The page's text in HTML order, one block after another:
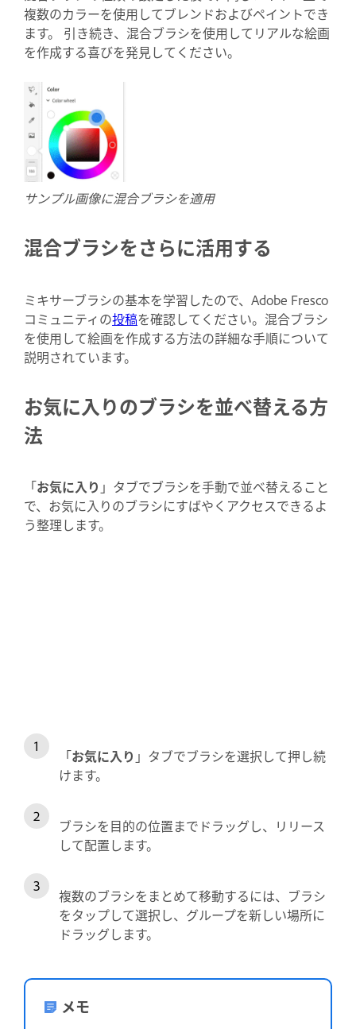
複数のカラーを使用してブレンドおよびペイントでき
ます。 引き続き、混合ブラシを使用してリアルな絵画
を作成する喜びを発見してください。
サンプル画像に混合ブラシを適用
混合ブラシをさらに活用する
ミキサーブラシの基本を学習したので、Adobe Fresco
コミュニティの投稿を確認してください。混合ブラシ
を使用して絵画を作成する方法の詳細な手順について
説明されています。
お気に入りのブラシを並べ替える方
法
「お気に入り 」タブでブラシを手動で並べ替えること
で、お気に入りのブラシにすばやくアクセスできるよ
う整理します。
「お気に入り 」タブでブラシを選択して押し続
けます。
ブラシを目的の位置までドラッグし、リリース
して配置します。
複数のブラシをまとめて移動するには、ブラシ
をタップして選択し、グループを新しい場所に
ドラッグします。
メモ